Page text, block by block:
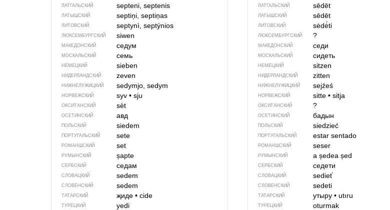
ЛАТГАЛЬСКИЙ septeni, septenis
ЛАТЫШСКИЙ septiņi, septiņas
ЛИТОВСКИЙ septynì, septýnios
ЛЮКСЕМБУРГСКИЙ siwen
МАКЕДОНСКИЙ седум
МОСКАЛЬСКИЙ семь
НЕМЕЦКИЙ sieben
НИДЕРЛАНДСКИЙ zeven
НИЖНЕЛУЖИЦКИЙ sedymjo, sedym
НОРВЕЖСКИЙ syv •sju
ОКСИТАНСКИЙ sèt
ОСЕТИНСКИЙ авд
ПОЛЬСКИЙ siedem
ПОРТУГАЛЬСКИЙ sete
РОМАНШСКИЙ set
РУМЫНСКИЙ șapte
СЕРБСКИЙ седам
СЛОВАЦКИЙ sedem
СЛОВЕНСКИЙ sedem
ТАТАРСКИЙ җиде •cide
ТУРЕЦКИЙ yedi
ЛАТГАЛЬСКИЙ sēdēt
ЛАТЫШСКИЙ sēdēt
ЛИТОВСКИЙ sėdė́ti
ЛЮКСЕМБУРГСКИЙ ?
МАКЕДОНСКИЙ седи
МОСКАЛЬСКИЙ сидеть
НЕМЕЦКИЙ sitzen
НИДЕРЛАНДСКИЙ zitten
НИЖНЕЛУЖИЦКИЙ sejźeś
НОРВЕЖСКИЙ sitte • sitja
ОКСИТАНСКИЙ ?
ОСЕТИНСКИЙ бадын
ПОЛЬСКИЙ siedzieć
ПОРТУГАЛЬСКИЙ estar sentado
РОМАНШСКИЙ seser
РУМЫНСКИЙ a ședea șed
СЕРБСКИЙ седети
СЛОВАЦКИЙ sedieť
СЛОВЕНСКИЙ sedeti
ТАТАРСКИЙ утыру • utıru
ТУРЕЦКИЙ oturmak